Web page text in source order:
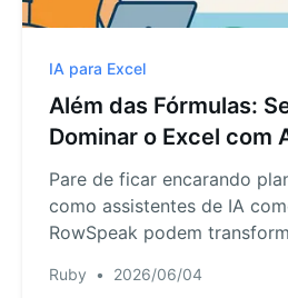
IA para Excel
Além das Fórmulas:
Dominar o Excel com
IA
Pare de ficar encarando
como assistentes de IA
RowSpeak podem
compara seus pontos fortes
Ruby • 2026/06/04